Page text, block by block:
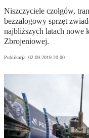
Niszczyciele czołgów,
bezzałogowy sprzęt
najbliższych latach nowe
Zbrojeniowej.
Publikacja: 02.09.2019 20:00